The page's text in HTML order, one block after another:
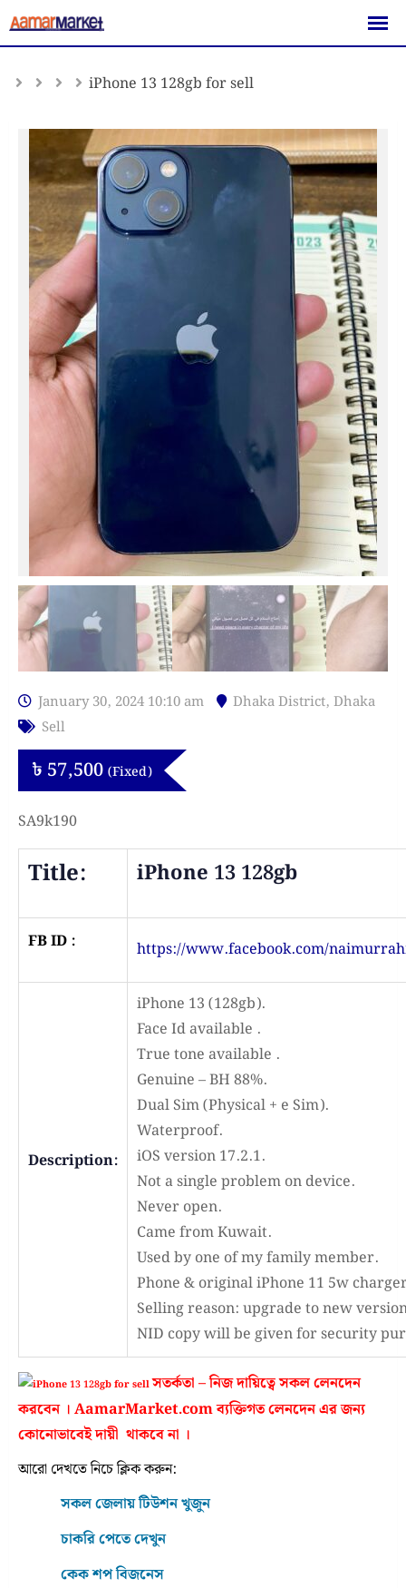
Skip
to
iPhone 13 128gb for sell
January 30, 2024 10:10 am Dhaka District, Dhaka
Sell
৳ 57,500 (Fixed)
SA9k190
Title: iPhone 13 128gb
FB ID : https://www.facebook.com/
Description:
iPhone 13 (128gb).
Face Id available .
True tone available .
Genuine – BH 88%.
Dual Sim (Physical + e Sim).
Waterproof.
iOS version 17.2.1.
Not a single problem on device.
Never open.
Came from Kuwait.
Used by one of my family member.
Phone & original iPhone 11 5w
Selling reason: upgrade to new
NID copy will be given for security
সতর্কতা – নিজ দায়িত্বে সকল লেনদেন
করবেন । AamarMarket.com ব্যক্তিগত লেনদেন এর জন্য
কোনোভাবেই দায়ী থাকবে না ।
আরো দেখতে নিচে ক্লিক করুন:
সকল জেলায় টিউশন খুজুন
চাকরি পেতে দেখুন
কেক শপ বিজনেস